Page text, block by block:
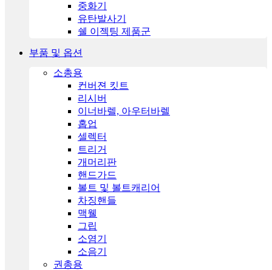
중화기
유탄발사기
쉘 이젝팅 제품군
부품 및 옵션
소총용
컨버젼 킷트
리시버
이너바렐, 아우터바렐
홉업
셀렉터
트리거
개머리판
핸드가드
볼트 및 볼트캐리어
차징핸들
맥웰
그립
소염기
소음기
권총용